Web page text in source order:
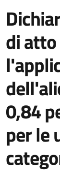
di
0,84
per le